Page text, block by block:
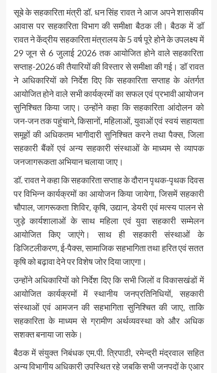
सूबे के सहकारिता मंत्री डॉ. धन सिंह रावत ने आज अपने शासकीय
आवास पर सहकारिता विभाग की समीक्षा बैठक ली। बैठक में डॉ
रावत ने केंद्रीय सहकारिता मंत्रालय के 5 वर्ष पूरे होने के उपलक्ष्य में
29 जून से 6 जुलाई 2026 तक आयोजित होने वाले सहकारिता
सप्ताह-2026 की तैयारियों की विस्तार से समीक्षा की गई। डॉ रावत
ने अधिकारियों को निर्देश दिए कि सहकारिता सप्ताह के अंतर्गत
आयोजित होने वाले सभी कार्यक्रमों का सफल एवं प्रभावी आयोजन
सुनिश्चित किया जाए। उन्होंने कहा कि सहकारिता आंदोलन को
जन-जन तक पहुंचाने, किसानों, महिलाओं, युवाओं एवं स्वयं सहायता
समूहों की अधिकतम भागीदारी सुनिश्चित करने तथा पैक्स, जिला
सहकारी बैंकों एवं अन्य सहकारी संस्थाओं के माध्यम से व्यापक
जनजागरूकता अभियान चलाया जाए।
डॉ. रावत ने कहा कि सहकारिता सप्ताह के दौरान पृथक-पृथक दिवस
पर विभिन्न कार्यक्रमों का आयोजन किया जायेगा, जिसमें सहकारी
चौपाल, जागरूकता शिविर, कृषि, उद्यान, डेयरी एवं मत्स्य पालन से
जुड़े कार्यशालाओं के साथ महिला एवं युवा सहकारी सम्मेलन
आयोजित किए जाएंगे। साथ ही सहकारी संस्थाओं के
डिजिटलीकरण, ई-पैक्स, सामाजिक सहभागिता तथा हरित एवं सतत
कृषि को बढ़ावा देने पर विशेष जोर दिया जाएगा।
उन्होंने अधिकारियों को निर्देश दिए कि सभी जिलों व विकासखंडों में
आयोजित कार्यक्रमों में स्थानीय जनप्रतिनिधियों, सहकारी
संस्थाओं एवं आमजन की सहभागिता सुनिश्चित की जाए, ताकि
सहकारिता के माध्यम से ग्रामीण अर्थव्यवस्था को और अधिक
सशक्त बनाया जा सके।
बैठक में संयुक्त निबंधक एम.पी. त्रिपाठी, रमेन्द्री मंद्रवाल सहित
अन्य विभागीय अधिकारी उपस्थित रहे जबकि सभी जनपदों के एआर